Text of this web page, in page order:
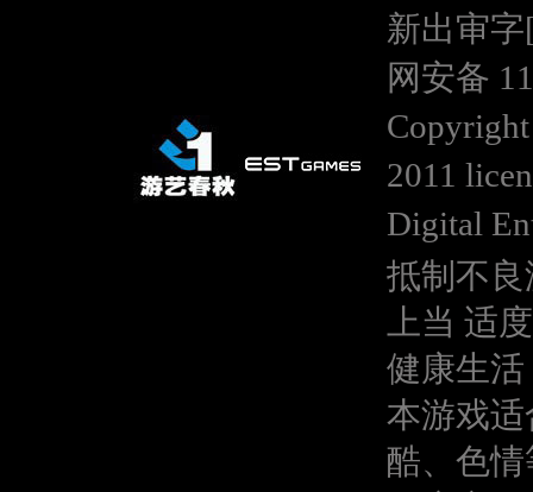
新出审
网安备
2011
Digital
抵制不
上当 适
健康生活
本游戏
酷、色